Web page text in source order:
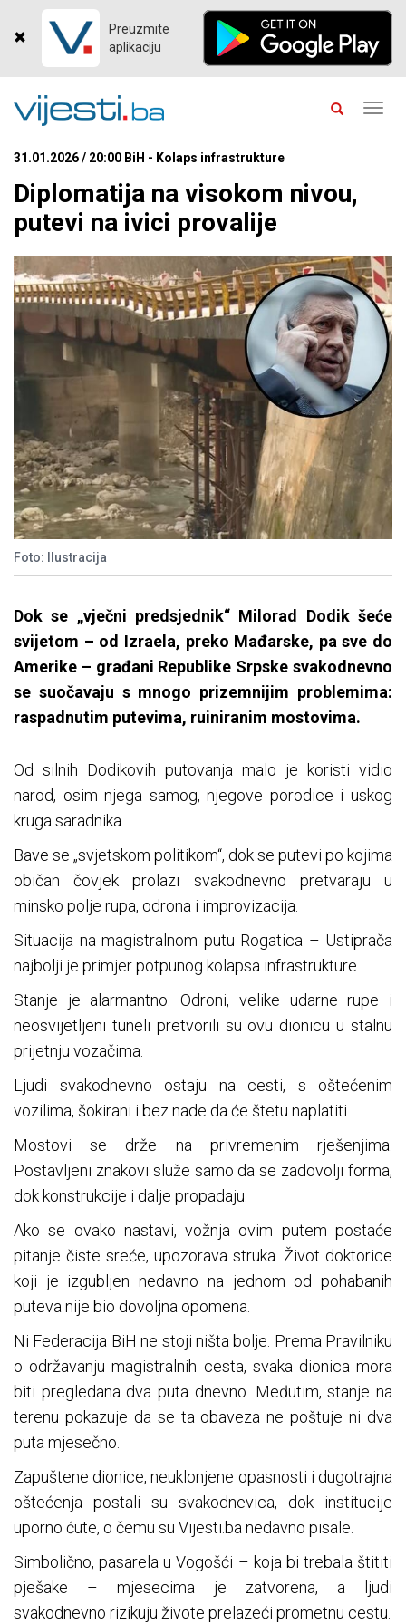
Preuzmite
aplikaciju
31.01.2026 / 20:00 BiH - Kolaps infrastrukture
Diplomatija na visokom nivou,
putevi na ivici provalije
Foto: Ilustracija
Dok se „vječni predsjednik“ Milorad Dodik šeće
svijetom – od Izraela, preko Mađarske, pa sve do
Amerike – građani Republike Srpske svakodnevno
se suočavaju s mnogo prizemnijim problemima:
raspadnutim putevima, ruiniranim mostovima.
Od silnih Dodikovih putovanja malo je koristi vidio
narod, osim njega samog, njegove porodice i uskog
kruga saradnika.
Bave se „svjetskom politikom“, dok se putevi po kojima
običan čovjek prolazi svakodnevno pretvaraju u
minsko polje rupa, odrona i improvizacija.
Situacija na magistralnom putu Rogatica – Ustiprača
najbolji je primjer potpunog kolapsa infrastrukture.
Stanje je alarmantno. Odroni, velike udarne rupe i
neosvijetljeni tuneli pretvorili su ovu dionicu u stalnu
prijetnju vozačima.
Ljudi svakodnevno ostaju na cesti, s oštećenim
vozilima, šokirani i bez nade da će štetu naplatiti.
Mostovi se drže na privremenim rješenjima.
Postavljeni znakovi služe samo da se zadovolji forma,
dok konstrukcije i dalje propadaju.
Ako se ovako nastavi, vožnja ovim putem postaće
pitanje čiste sreće, upozorava struka. Život doktorice
koji je izgubljen nedavno na jednom od pohabanih
puteva nije bio dovoljna opomena.
Ni Federacija BiH ne stoji ništa bolje. Prema Pravilniku
o održavanju magistralnih cesta, svaka dionica mora
biti pregledana dva puta dnevno. Međutim, stanje na
terenu pokazuje da se ta obaveza ne poštuje ni dva
puta mjesečno.
Zapuštene dionice, neuklonjene opasnosti i dugotrajna
oštećenja postali su svakodnevica, dok institucije
uporno ćute, o čemu su Vijesti.ba nedavno pisale.
Simbolično, pasarela u Vogošći – koja bi trebala štititi
pješake – mjesecima je zatvorena, a ljudi
svakodnevno rizikuju živote prelazeći prometnu cestu.